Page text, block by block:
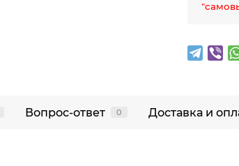
Вопрос-ответ 0 Доставка и